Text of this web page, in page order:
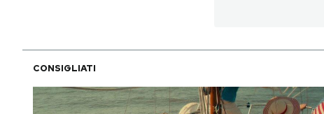
CONSIGLIATI